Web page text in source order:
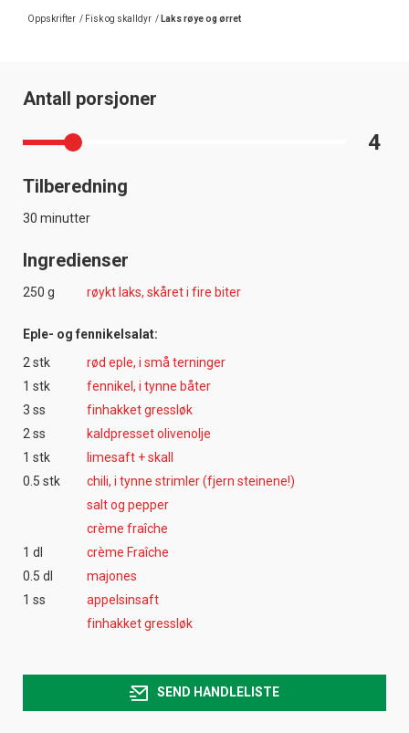
Oppskrifter / Fisk og skalldyr / Laks røye og ørret
Antall porsjoner
4
Tilberedning
30 minutter
Ingredienser
250 g røykt laks, skåret i fire biter
Eple- og fennikelsalat:
2 stk
rød eple, i små terninger
1 stk
fennikel, i tynne båter
3 ss
finhakket gressløk
2 ss
kaldpresset olivenolje
1 stk
limesaft + skall
0.5 stk
chili, i tynne strimler (fjern steinene!)
salt og pepper
crème fraîche
1 dl
crème Fraîche
0.5 dl
majones
1 ss
appelsinsaft
finhakket gressløk
SEND HANDLELISTE